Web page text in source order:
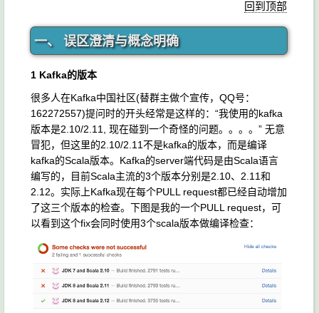
回到顶部
一、 误区澄清与概念明确
1 Kafka的版本
很多人在Kafka中国社区(替群主做个宣传，QQ号：
162272557)提问时的开头经常是这样的：“我使用的kafka
版本是2.10/2.11, 现在碰到一个奇怪的问题。。。。” 无意
冒犯，但这里的2.10/2.11不是kafka的版本，而是编译
kafka的Scala版本。Kafka的server端代码是由Scala语言
编写的，目前Scala主流的3个版本分别是2.10、2.11和
2.12。实际上Kafka现在每个PULL request都已经自动增加
了这三个版本的检查。下图是我的一个PULL request，可
以看到这个fix会同时使用3个scala版本做编译检查：